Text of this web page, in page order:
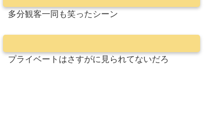
多分観客一同も笑ったシーン
プライベートはさすがに見られてないだろ